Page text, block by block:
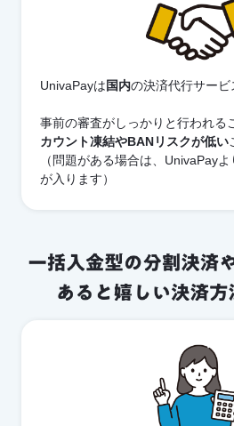
UnivaPayは国内の決済代行サービ
事前の審査がしっかりと行われる
カウント凍結やBANリスクが低い
（問題がある場合は、UnivaPay
が入ります）